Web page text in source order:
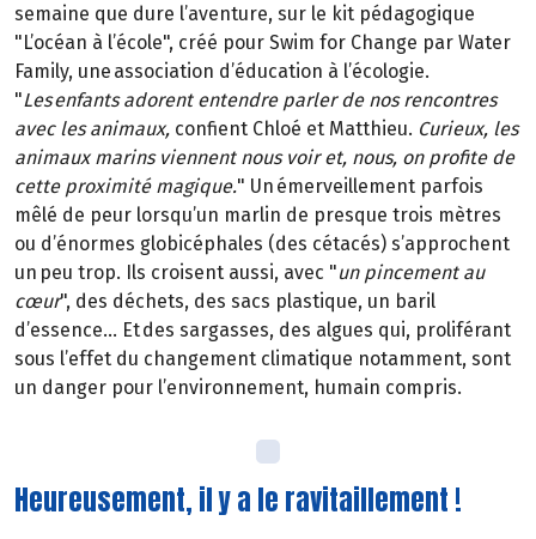
semaine que dure l’aventure, sur le kit pédagogique
"L’océan à l’école", créé pour Swim for Change par Water
Family, une association d’éducation à l’écologie.
"Les enfants adorent entendre parler de nos rencontres
avec les animaux, confient Chloé et Matthieu. Curieux, les
animaux marins viennent nous voir et, nous, on profite de
cette proximité magique." Un émerveillement parfois
mêlé de peur lorsqu’un marlin de presque trois mètres
ou d’énormes globicéphales (des cétacés) s’approchent
un peu trop. Ils croisent aussi, avec "un pincement au
cœur", des déchets, des sacs plastique, un baril
d’essence... Et des sargasses, des algues qui, proliférant
sous l’effet du changement climatique notamment, sont
un danger pour l’environnement, humain compris.
Heureusement, il y a le ravitaillement !